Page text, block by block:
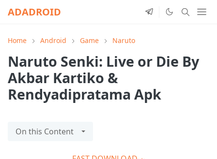
ADADROID
Home Android Game Naruto
Naruto Senki: Live or Die By
Akbar Kartiko &
Rendyadipratama Apk
On this Content